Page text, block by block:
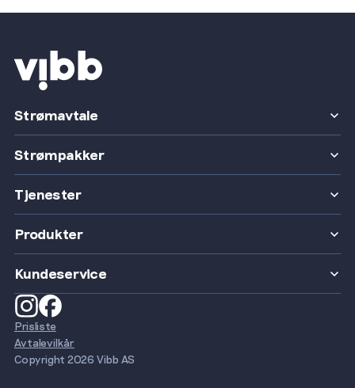
Strømavtale
Strømpakker
Tjenester
Produkter
Kundeservice
Prisliste
Avtalevilkår
Copyright 2026 Vibb AS